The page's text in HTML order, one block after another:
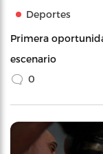
Deportes
Primera
escenario
0